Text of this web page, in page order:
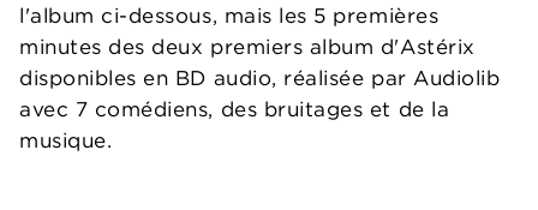
l'album ci-dessous, mais les 5 premières
minutes des deux premiers album d'Astérix
disponibles en BD audio, réalisée par Audiolib
avec 7 comédiens, des bruitages et de la
musique.